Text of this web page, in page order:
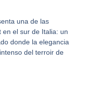
una de las
en el sur de Italia: un
donde la elegancia
del terroir de